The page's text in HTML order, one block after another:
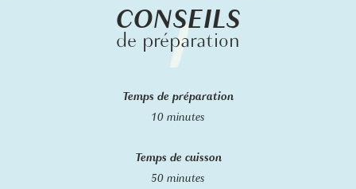
CONSEILS
de préparation
Temps de préparation
10 minutes
Temps de cuisson
50 minutes